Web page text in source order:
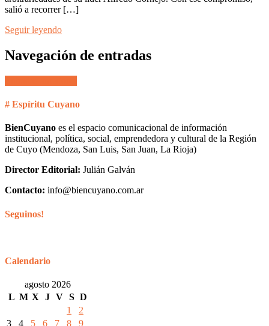
salió a recorrer […]
Seguir leyendo
Navegación de entradas
# Espíritu Cuyano
BienCuyano es el espacio comunicacional de información
institucional, política, social, emprendedora y cultural de la Región
de Cuyo (Mendoza, San Luis, San Juan, La Rioja)
Director Editorial: Julián Galván
Contacto: info@biencuyano.com.ar
Seguinos!
Calendario
agosto 2026
L M X J V S D
1
2
3
4 5 6 7 8 9